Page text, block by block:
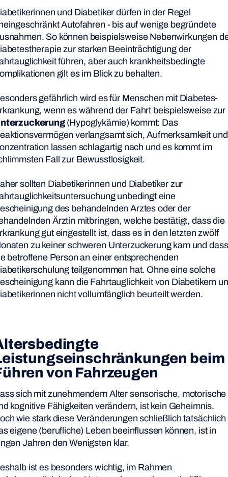
und Diabetiker dürfen in der Regel
Autofahren - bis auf wenige begründete
So können beispielsweise Nebenwirkungen
zur starken Beeinträchtigung der
führen, aber auch krankheitsbedingte
gilt es im Blick zu behalten.
gefährlich wird es für Menschen mit Diabetes-
wenn es während der Fahrt beispielsweise zur
(Hypoglykämie) kommt: Das
verlangsamt sich, Aufmerksamkeit und
lassen schlagartig nach und es kommt im
Fall zur Bewusstlosigkeit.
sollten Diabetikerinnen und Diabetiker zur
unbedingt eine
des behandelnden Arztes oder der
Ärztin mitbringen, welche bestätigt, dass die
gut eingestellt ist, dass es in den letzten zwölf
zu keiner schweren Unterzuckerung kam und dass
betroffene Person an einer entsprechenden
teilgenommen hat. Ohne eine solche
kann die Fahrtauglichkeit von Diabetikern
nicht vollumfänglich beurteilt werden.
beim
von Fahrzeugen
sich mit zunehmendem Alter sensorische, motorische
kognitive Fähigkeiten verändern, ist kein Geheimnis.
wie stark diese Veränderungen schließlich tatsächlich
eigene (berufliche) Leben beeinflussen können, ist in
Jahren den Wenigsten klar.
ist es besonders wichtig, im Rahmen